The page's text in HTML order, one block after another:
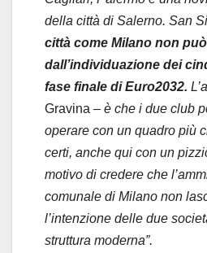
della città di Salerno. San
città come Milano non
dall’individuazione dei
fase finale di Euro2032.
Gravina – è che i due club
operare con un quadro più
certi, anche qui con un
motivo di credere che
comunale di Milano non
l’intenzione delle due
struttura moderna”.